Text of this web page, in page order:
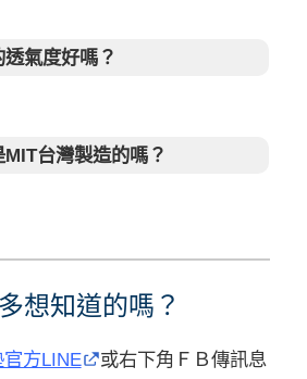
中
透氣度好嗎？
台灣製造的嗎？
想知道的嗎？
方LINE
或右下角ＦＢ傳訊息